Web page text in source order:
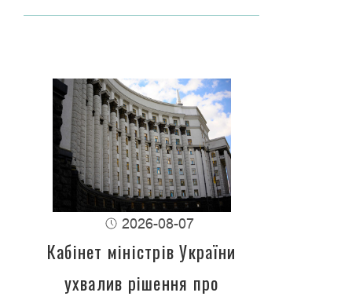
2026-08-07
Кабінет міністрів України
ухвалив рішення про